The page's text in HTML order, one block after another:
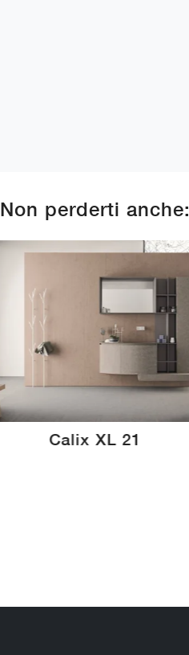
Non perderti anche:
Calix XL 21